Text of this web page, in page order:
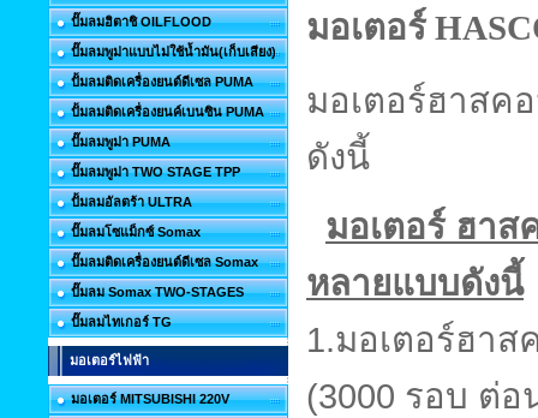
ปั๊มลมฮิตาชิ OILFLOOD
ปั๊มลมพูม่าแบบไม่ใช้น้ำมัน(เก็บเสียง)
ปั้มลมติดเครื่องยนต์ดีเซล PUMA
ปั้มลมติดเครื่องยนค์เบนซิน PUMA
ปั๊มลมพูม่า PUMA
ปั๊มลมพูม่า TWO STAGE TPP
ปั้มลมอัลตร้า ULTRA
ปั๊มลมโซแม็กซ์ Somax
ปั๊มลมติดเครื่องยนต์ดีเซล Somax
ปั๊มลม Somax TWO-STAGES
ปั๊มลมไทเกอร์ TG
มอเตอร์ไฟฟ้า
มอเตอร์ MITSUBISHI 220V
มอเตอร์
มอเตอร์ฮาสค
ดังนี้
มอเตอร์ ฮาส
หลายแบบดังนี้
1.มอเตอร์ฮาส
(3000 รอบ ต่